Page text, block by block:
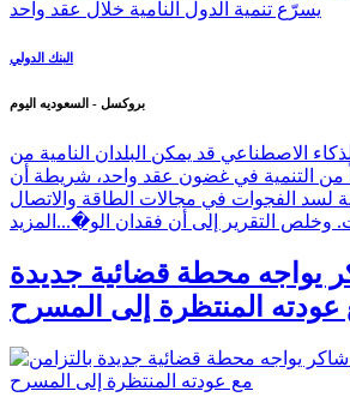
البنك الدولي
بروكسل - السعوديه اليوم
الاصطناعي قد يمكن البلدان النامية من
من التنمية في غضون عقد واحد، شريطة أن
لسد الفجوات في مجالات الطاقة والاتصال
وخلص التقرير إلى أن فقدان الو�... المزيد
يواجه محطة قضائية جديدة
عودته المنتظرة إلى المسرح